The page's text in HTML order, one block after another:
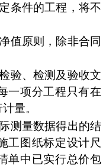
条件的工程，将不
值原则，除非合同
验、检测及验收文
一项分工程只有在
量。
测量数据得出的结
工图纸标定设计尺
单中已实行总价包